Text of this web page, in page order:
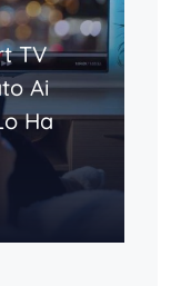
TV
Ai
Ha